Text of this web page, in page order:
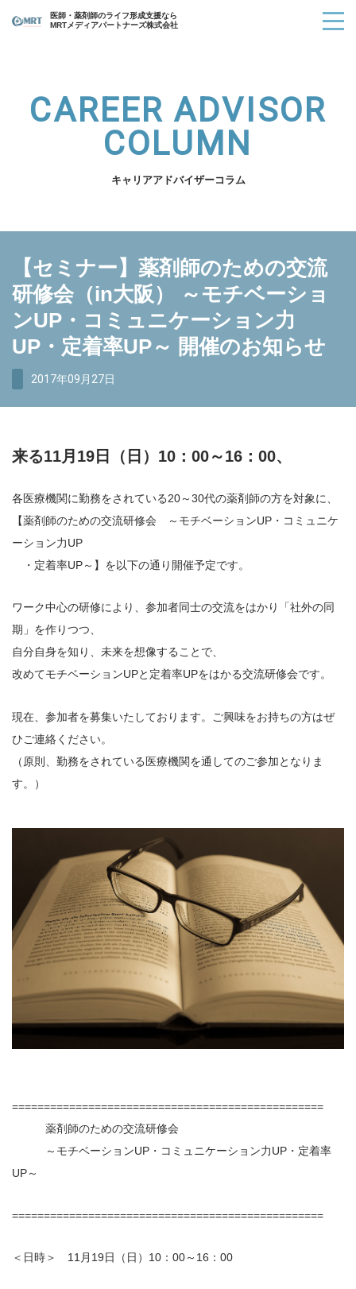
医師・薬剤師のライフ形成支援なら
MRTメディアパートナーズ株式会社
CAREER ADVISOR
COLUMN
キャリアアドバイザーコラム
【セミナー】薬剤師のための交流
研修会（in大阪） ～モチベーショ
ンUP・コミュニケーション力
UP・定着率UP～ 開催のお知らせ
2017年09月27日
来る11月19日（日）10：00～16：00、
各医療機関に勤務をされている20～30代の薬剤師の方を対象に、
【薬剤師のための交流研修会 ～モチベーションUP・コミュニケ
ーション力UP
・定着率UP～】を以下の通り開催予定です。
ワーク中心の研修により、参加者同士の交流をはかり「社外の同
期」を作りつつ、
自分自身を知り、未来を想像することで、
改めてモチベーションUPと定着率UPをはかる交流研修会です。
現在、参加者を募集いたしております。ご興味をお持ちの方はぜ
ひご連絡ください。
（原則、勤務をされている医療機関を通してのご参加となりま
す。）
=================================================
薬剤師のための交流研修会
～モチベーションUP・コミュニケーション力UP・定着率
UP～
=================================================
＜日時＞ 11月19日（日）10：00～16：00